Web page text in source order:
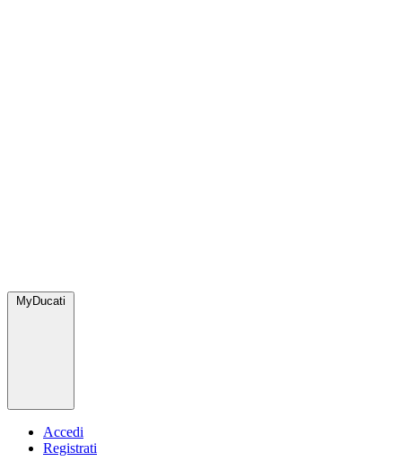
MyDucati
Accedi
Registrati